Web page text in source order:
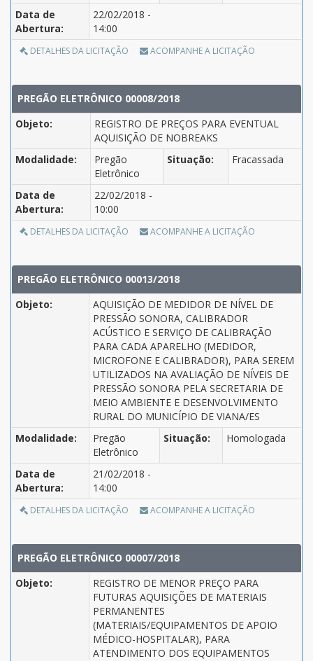
Data de
Abertura:
22/02/2018 -
14:00
DETALHES DA LICITAÇÃO ACOMPANHE A LICITAÇÃO
PREGÃO ELETRÔNICO 00008/2018
Objeto:
REGISTRO DE PREÇOS PARA EVENTUAL
AQUISIÇÃO DE NOBREAKS
Modalidade:
Pregão
Eletrônico
Situação: Fracassada
Data de
Abertura:
22/02/2018 -
10:00
DETALHES DA LICITAÇÃO ACOMPANHE A LICITAÇÃO
PREGÃO ELETRÔNICO 00013/2018
Objeto:
AQUISIÇÃO DE MEDIDOR DE NÍVEL DE
PRESSÃO SONORA, CALIBRADOR
ACÚSTICO E SERVIÇO DE CALIBRAÇÃO
PARA CADA APARELHO (MEDIDOR,
MICROFONE E CALIBRADOR), PARA SEREM
UTILIZADOS NA AVALIAÇÃO DE NÍVEIS DE
PRESSÃO SONORA PELA SECRETARIA DE
MEIO AMBIENTE E DESENVOLVIMENTO
RURAL DO MUNICÍPIO DE VIANA/ES
Modalidade:
Pregão
Eletrônico
Situação: Homologada
Data de
Abertura:
21/02/2018 -
14:00
DETALHES DA LICITAÇÃO ACOMPANHE A LICITAÇÃO
PREGÃO ELETRÔNICO 00007/2018
Objeto:
REGISTRO DE MENOR PREÇO PARA
FUTURAS AQUISIÇÕES DE MATERIAIS
PERMANENTES
(MATERIAIS/EQUIPAMENTOS DE APOIO
MÉDICO-HOSPITALAR), PARA
ATENDIMENTO DOS EQUIPAMENTOS